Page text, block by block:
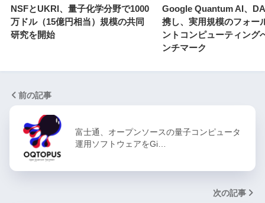
NSFとUKRI、量子化学分野で1000
万ドル（15億円相当）規模の共同
研究を開始
Google Quantum AI、
携し、実用規模のフォー
ントコンピューティング
ンチマーク
前の記事
富士通、オープンソースの量子コンピュータ
運用ソフトウェアをGi…
次の記事